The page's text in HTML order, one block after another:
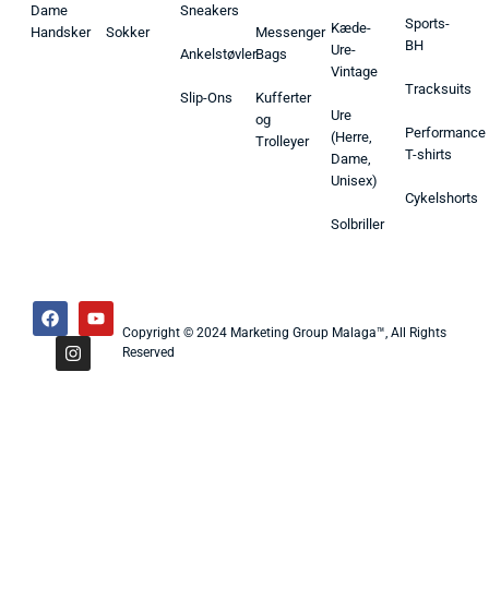
Dame
Handsker
Sokker
Sneakers
Ankelstøvler
Slip-Ons
Messenger
Bags
Kufferter
og
Trolleyer
Kæde-
Ure-
Vintage
Ure
(Herre,
Dame,
Unisex)
Solbriller
Sports-
BH
Tracksuits
Performance
T-shirts
Cykelshorts
Copyright © 2024 Marketing Group Malaga™, All Rights
Reserved